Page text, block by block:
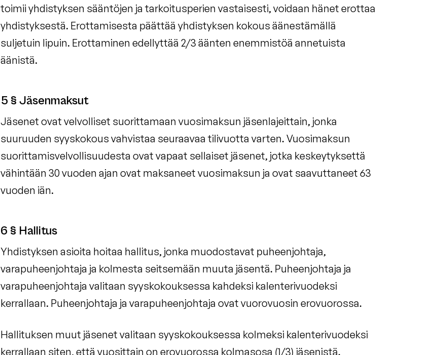
toimii yhdistyksen sääntöjen ja tarkoitusperien vastaisesti, voidaan hänet erottaa
yhdistyksestä. Erottamisesta päättää yhdistyksen kokous äänestämällä
suljetuin lipuin. Erottaminen edellyttää 2/3 äänten enemmistöä annetuista
äänistä.
5 § Jäsenmaksut
Jäsenet ovat velvolliset suorittamaan vuosimaksun jäsenlajeittain, jonka
suuruuden syyskokous vahvistaa seuraavaa tilivuotta varten. Vuosimaksun
suorittamisvelvollisuudesta ovat vapaat sellaiset jäsenet, jotka keskeytyksettä
vähintään 30 vuoden ajan ovat maksaneet vuosimaksun ja ovat saavuttaneet 63
vuoden iän.
6 § Hallitus
Yhdistyksen asioita hoitaa hallitus, jonka muodostavat puheenjohtaja,
varapuheenjohtaja ja kolmesta seitsemään muuta jäsentä. Puheenjohtaja ja
varapuheenjohtaja valitaan syyskokouksessa kahdeksi kalenterivuodeksi
kerrallaan. Puheenjohtaja ja varapuheenjohtaja ovat vuorovuosin erovuorossa.
Hallituksen muut jäsenet valitaan syyskokouksessa kolmeksi kalenterivuodeksi
kerrallaan siten, että vuosittain on erovuorossa kolmasosa (1/3) jäsenistä.